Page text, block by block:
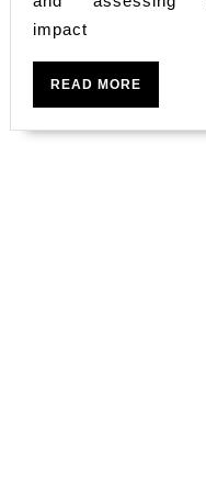
impact
READ MOREREAD